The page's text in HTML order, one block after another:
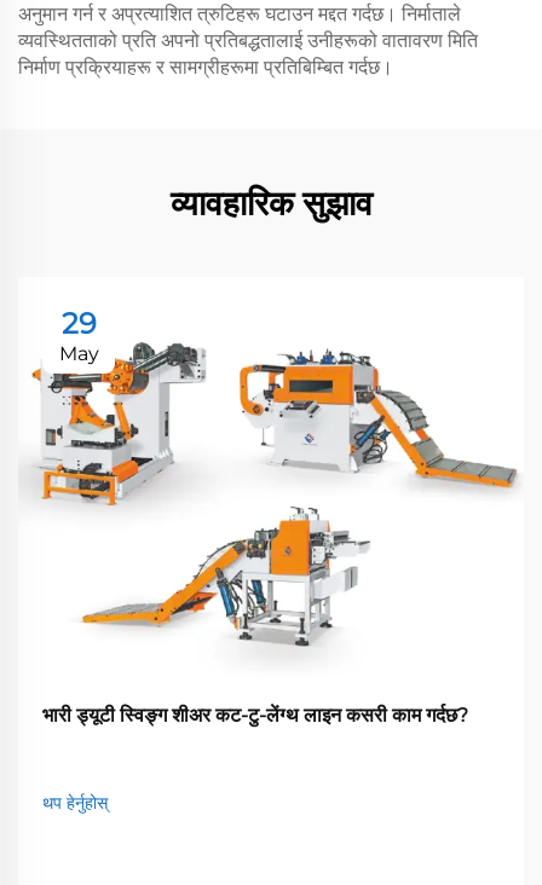
अनुमान गर्न र अप्रत्याशित त्रुटिहरू घटाउन मद्दत गर्दछ। निर्माताले
व्यवस्थितताको प्रति अपनो प्रतिबद्धतालाई उनीहरूको वातावरण मिति
निर्माण प्रक्रियाहरू र सामग्रीहरूमा प्रतिबिम्बित गर्दछ।
व्यावहारिक सुझाव
29
May
भारी ड्यूटी स्विङ्ग शीअर कट-टु-लेंग्थ लाइन कसरी काम गर्दछ?
थप हेर्नुहोस्